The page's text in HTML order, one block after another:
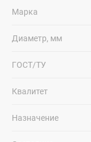
Марка
Диаметр, мм
ГОСТ/ТУ
Квалитет
Назначение